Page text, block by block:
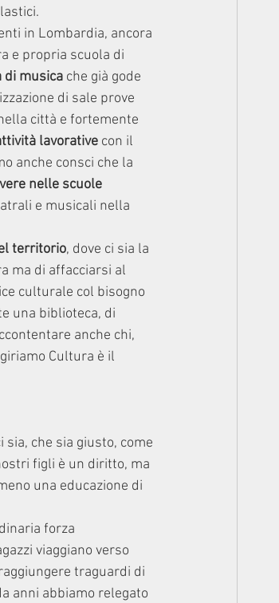
in Lombardia, ancora
e propria scuola di
di musica che già gode
di sale prove
città e fortemente
lavorative con il
anche consci che la
nelle scuole
e musicali nella
territorio, dove ci sia la
ma di affacciarsi al
culturale col bisogno
una biblioteca, di
anche chi,
Cultura è il
che sia giusto, come
figli è un diritto, ma
una educazione di
forza
viaggiano verso
traguardi di
anni abbiamo relegato